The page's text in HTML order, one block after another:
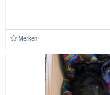
Merken